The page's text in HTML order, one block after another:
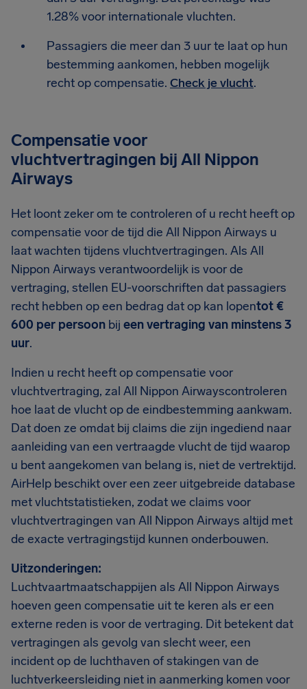
1.28% voor internationale vluchten.
Passagiers die meer dan 3 uur te laat op hun
bestemming aankomen, hebben mogelijk
recht op compensatie. Check je vlucht.
Compensatie voor
vluchtvertragingen bij All Nippon
Airways
Het loont zeker om te controleren of u recht heeft op
compensatie voor de tijd die All Nippon Airways u
laat wachten tijdens vluchtvertragingen. Als All
Nippon Airways verantwoordelijk is voor de
vertraging, stellen EU-voorschriften dat passagiers
recht hebben op een bedrag dat op kan lopentot €
600 per persoon bij een vertraging van minstens 3
uur.
Indien u recht heeft op compensatie voor
vluchtvertraging, zal All Nippon Airwayscontroleren
hoe laat de vlucht op de eindbestemming aankwam.
Dat doen ze omdat bij claims die zijn ingediend naar
aanleiding van een vertraagde vlucht de tijd waarop
u bent aangekomen van belang is, niet de vertrektijd.
AirHelp beschikt over een zeer uitgebreide database
met vluchtstatistieken, zodat we claims voor
vluchtvertragingen van All Nippon Airways altijd met
de exacte vertragingstijd kunnen onderbouwen.
Uitzonderingen:
Luchtvaartmaatschappijen als All Nippon Airways
hoeven geen compensatie uit te keren als er een
externe reden is voor de vertraging. Dit betekent dat
vertragingen als gevolg van slecht weer, een
incident op de luchthaven of stakingen van de
luchtverkeersleiding niet in aanmerking komen voor